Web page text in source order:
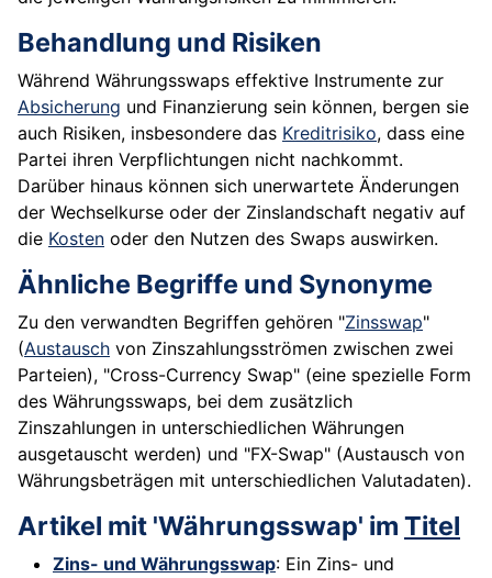
Behandlung und Risiken
Während Währungsswaps effektive Instrumente zur
Absicherung und Finanzierung sein können, bergen sie
auch Risiken, insbesondere das Kreditrisiko, dass eine
Partei ihren Verpflichtungen nicht nachkommt.
Darüber hinaus können sich unerwartete Änderungen
der Wechselkurse oder der Zinslandschaft negativ auf
die Kosten oder den Nutzen des Swaps auswirken.
Ähnliche Begriffe und Synonyme
Zu den verwandten Begriffen gehören "Zinsswap"
(Austausch von Zinszahlungsströmen zwischen zwei
Parteien), "Cross-Currency Swap" (eine spezielle Form
des Währungsswaps, bei dem zusätzlich
Zinszahlungen in unterschiedlichen Währungen
ausgetauscht werden) und "FX-Swap" (Austausch von
Währungsbeträgen mit unterschiedlichen Valutadaten).
Artikel mit 'Währungsswap' im Titel
Zins- und Währungsswap: Ein Zins- und